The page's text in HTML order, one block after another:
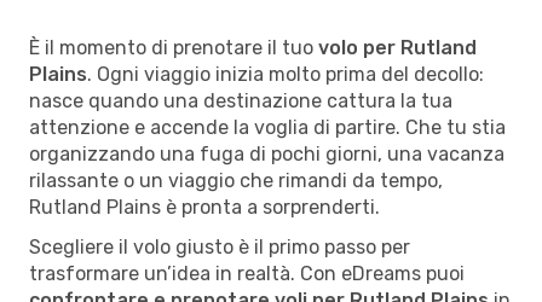
È il momento di prenotare il tuo volo per Rutland
Plains. Ogni viaggio inizia molto prima del decollo:
nasce quando una destinazione cattura la tua
attenzione e accende la voglia di partire. Che tu stia
organizzando una fuga di pochi giorni, una vacanza
rilassante o un viaggio che rimandi da tempo,
Rutland Plains è pronta a sorprenderti.
Scegliere il volo giusto è il primo passo per
trasformare un’idea in realtà. Con eDreams puoi